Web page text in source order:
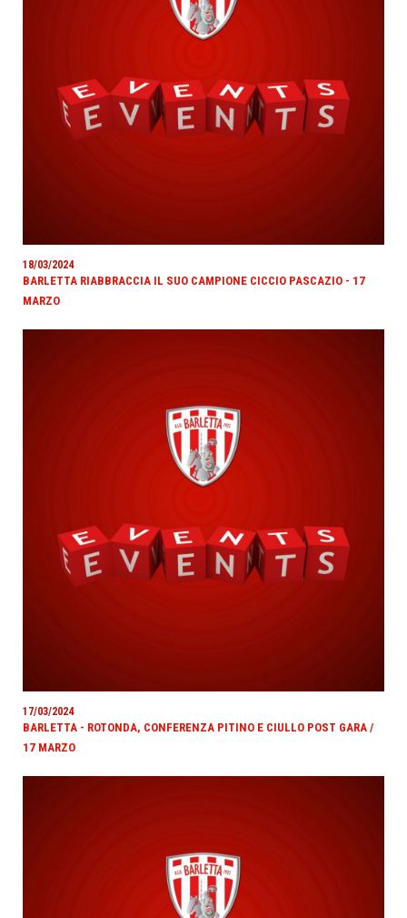
18/03/2024
BARLETTA RIABBRACCIA IL SUO CAMPIONE CICCIO PASCAZIO - 17
MARZO
17/03/2024
BARLETTA - ROTONDA, CONFERENZA PITINO E CIULLO POST GARA /
17 MARZO